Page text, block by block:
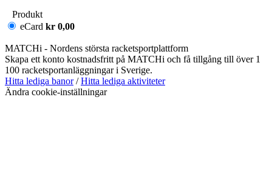
Produkt
eCard kr 0,00
MATCHi - Nordens största racketsportplattform
Skapa ett konto kostnadsfritt på MATCHi och få tillgång till över 1
100 racketsportanläggningar i Sverige.
Hitta lediga banor/Hitta lediga aktiviteter
Ändra cookie-inställningar